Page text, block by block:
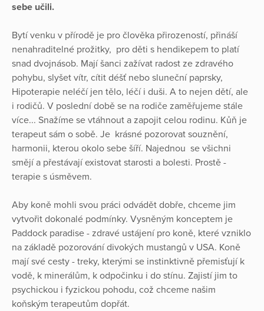
sebe učili.
Bytí venku v přírodě je pro člověka přirozeností, přináší
nenahraditelné prožitky, pro děti s hendikepem to platí
snad dvojnásob. Mají šanci zažívat radost ze zdravého
pohybu, slyšet vítr, cítit déšť nebo sluneční paprsky,
Hipoterapie neléčí jen tělo, léčí i duši. A to nejen dětí, ale
i rodičů. V poslední době se na rodiče zaměřujeme stále
více... Snažíme se vtáhnout a zapojit celou rodinu. Kůň je
terapeut sám o sobě. Je krásné pozorovat souznění,
harmonii, kterou okolo sebe šíří. Najednou se všichni
smějí a přestávají existovat starosti a bolesti. Prostě -
terapie s úsměvem.
Aby koně mohli svou práci odvádět dobře, chceme jim
vytvořit dokonalé podmínky. Vysněným konceptem je
Paddock paradise - zdravé ustájení pro koně, které vzniklo
na základě pozorování divokých mustangů v USA. Koně
mají své cesty - treky, kterými se instinktivně přemisťují k
vodě, k minerálům, k odpočinku i do stínu. Zajistí jim to
psychickou i fyzickou pohodu, což chceme našim
koňským terapeutům dopřát.